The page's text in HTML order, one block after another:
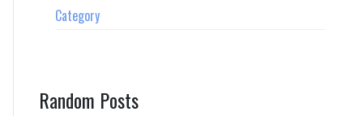
Category
Random Posts